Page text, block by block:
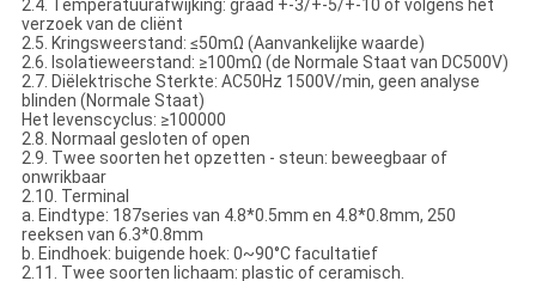
2.4. Temperatuurafwijking: graad +-3/+-5/+-10 of volgens het
verzoek van de cliënt
2.5. Kringsweerstand: ≤50mΩ (Aanvankelijke waarde)
2.6. Isolatieweerstand: ≥100mΩ (de Normale Staat van DC500V)
2.7. Diëlektrische Sterkte: AC50Hz 1500V/min, geen analyse
blinden (Normale Staat)
Het levenscyclus: ≥100000
2.8. Normaal gesloten of open
2.9. Twee soorten het opzetten - steun: beweegbaar of
onwrikbaar
2.10. Terminal
a. Eindtype: 187series van 4.8*0.5mm en 4.8*0.8mm, 250
reeksen van 6.3*0.8mm
b. Eindhoek: buigende hoek: 0~90°C facultatief
2.11. Twee soorten lichaam: plastic of ceramisch.